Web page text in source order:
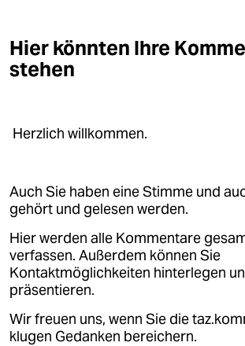
abo
genossenschaft
Hier könnten Ihre
stehen
Herzlich willkommen.
Auch Sie haben eine Stimme und
gehört und gelesen werden.
Hier werden alle Kommentare
verfassen. Außerdem können Sie
Kontaktmöglichkeiten hinterlegen
präsentieren.
Wir freuen uns, wenn Sie die
klugen Gedanken bereichern.